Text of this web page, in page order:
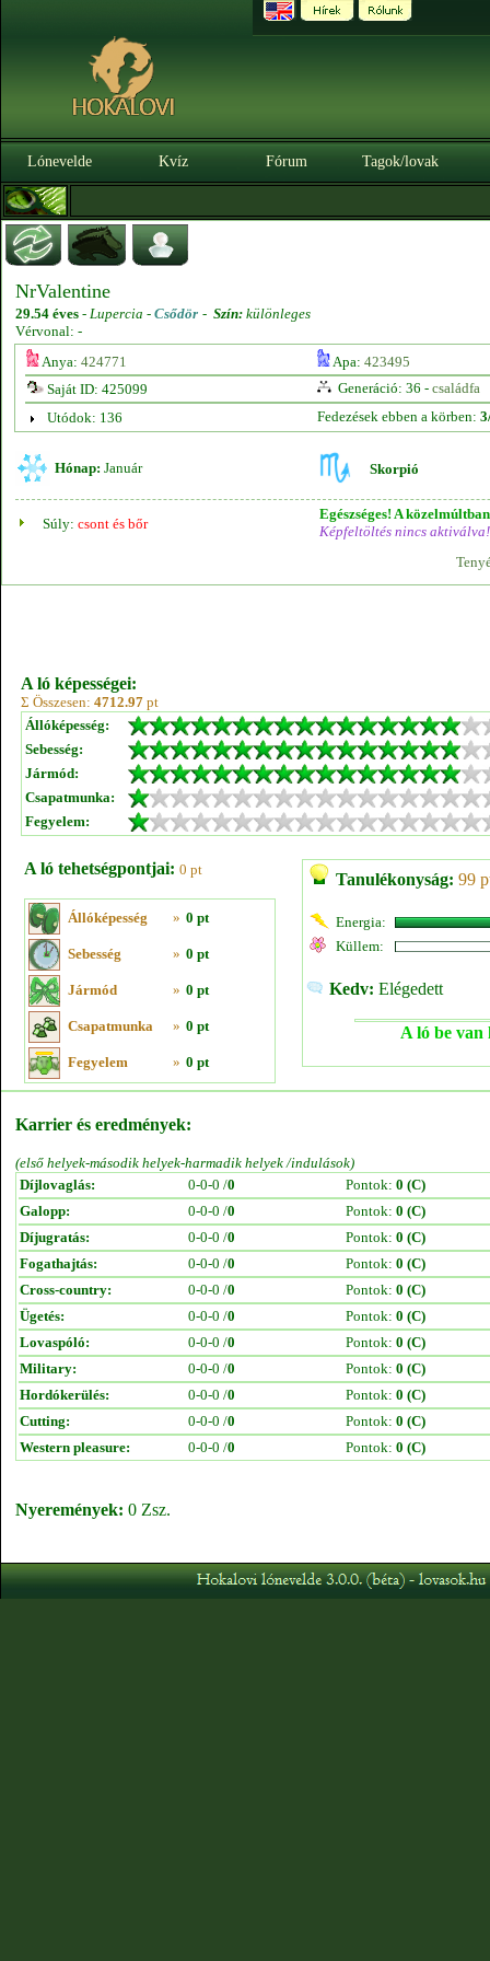
Lónevelde Kvíz Fórum Tagok/lovak
NrValentine
29.54 éves - Lupercia - Csődör - Szín: különleges
Vérvonal: -
Anya: 424771 Apa: 423495
Saját ID: 425099
Generáció: 36 - családfa
Utódok: 136
Fedezések ebben a körben:
Hónap: Január Skorpió
Súly: csont és bőr
Egészséges! A
Képfeltöltés nincs aktiválva!
A ló képességei:
Σ Összesen: 4712.97 pt
Állóképesség:
Sebesség:
Jármód:
Csapatmunka:
Fegyelem:
A ló tehetségpontjai: 0 pt
Állóképesség » 0 pt
Sebesség » 0 pt
Jármód » 0 pt
Csapatmunka » 0 pt
Fegyelem » 0 pt
Tanulékonyság: 99
Energia:
Küllem:
Kedv: Elégedett
A ló be van
Karrier és eredmények:
(első helyek-második helyek-harmadik helyek /indulások)
Díjlovaglás:
0-0-0 /0 Pontok: 0 (C)
Galopp:
0-0-0 /0 Pontok: 0 (C)
Díjugratás:
0-0-0 /0 Pontok: 0 (C)
Fogathajtás:
0-0-0 /0 Pontok: 0 (C)
Cross-country:
0-0-0 /0 Pontok: 0 (C)
Ügetés:
0-0-0 /0 Pontok: 0 (C)
Lovaspóló:
0-0-0 /0 Pontok: 0 (C)
Military:
0-0-0 /0 Pontok: 0 (C)
Hordókerülés:
0-0-0 /0 Pontok: 0 (C)
Cutting:
0-0-0 /0 Pontok: 0 (C)
Western pleasure:
0-0-0 /0 Pontok: 0 (C)
Nyeremények: 0 Zsz.